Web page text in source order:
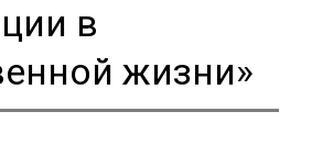
в
жизни»